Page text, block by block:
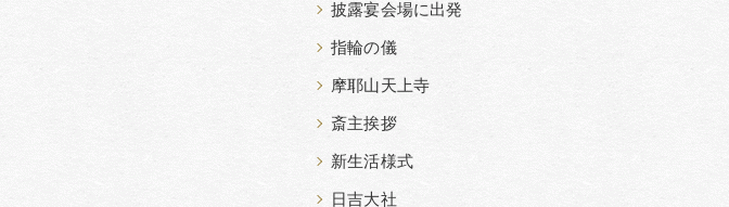
披露宴会場に出発
指輪の儀
摩耶山天上寺
斎主挨拶
新生活様式
日吉大社